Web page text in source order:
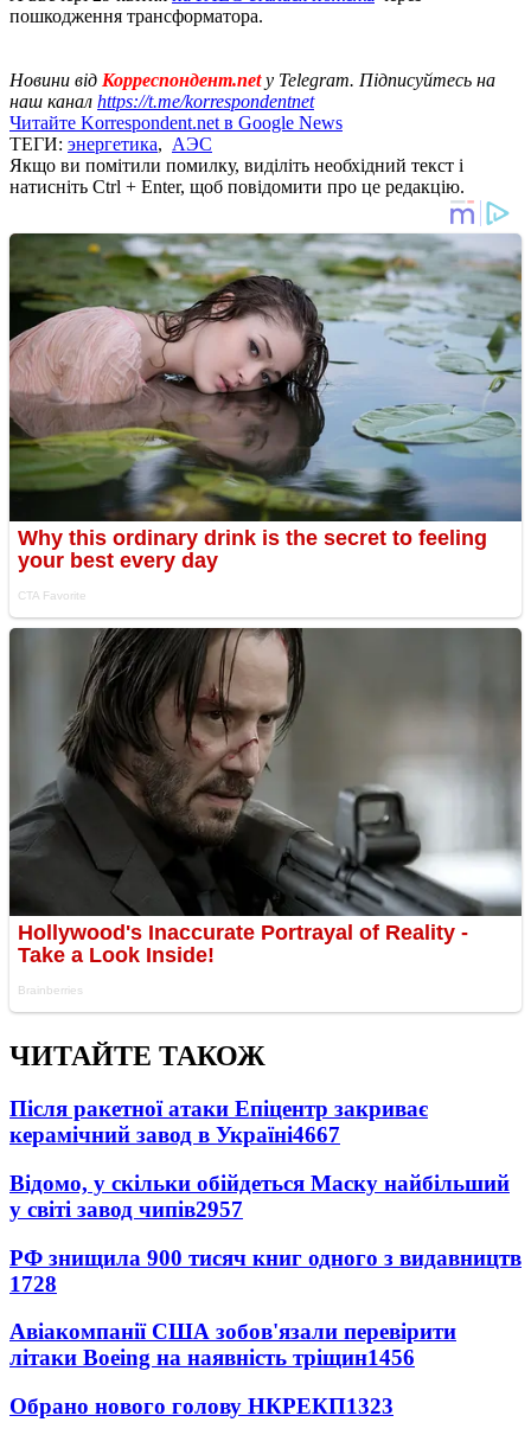
пошкодження трансформатора.
Новини від Корреспондент.netу Telegram. Підписуйтесь на
наш канал https://t.me/korrespondentnet
Читайте Korrespondent.net в Google News
ТЕГИ: энергетика, АЭС
Якщо ви помітили помилку, виділіть необхідний текст і
натисніть Ctrl + Enter, щоб повідомити про це редакцію.
ЧИТАЙТЕ ТАКОЖ
Після ракетної атаки Епіцентр закриває
керамічний завод в Україні4667
Відомо, у скільки обійдеться Маску найбільший
у світі завод чипів2957
РФ знищила 900 тисяч книг одного з видавництв
1728
Авіакомпанії США зобов'язали перевірити
літаки Boeing на наявність тріщин1456
Обрано нового голову НКРЕКП1323